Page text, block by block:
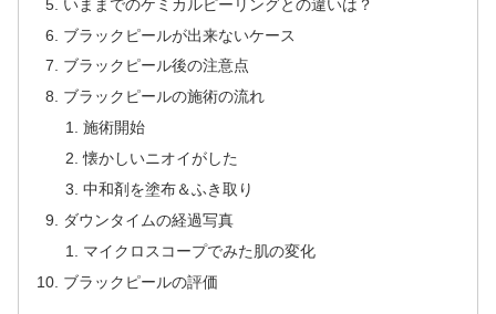
いままでのケミカルピーリングとの違いは？
ブラックピールが出来ないケース
ブラックピール後の注意点
ブラックピールの施術の流れ
施術開始
懐かしいニオイがした
中和剤を塗布＆ふき取り
ダウンタイムの経過写真
マイクロスコープでみた肌の変化
ブラックピールの評価